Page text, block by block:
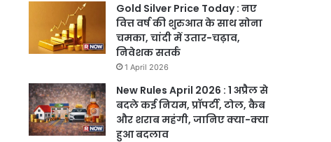
Gold Silver Price Today : नए
वित्त वर्ष की शुरुआत के साथ सोना
चमका, चांदी में उतार-चढ़ाव,
निवेशक सतर्क
1 April 2026
New Rules April 2026 : 1 अप्रैल से
बदले कई नियम, प्रॉपर्टी, टोल, कैब
और शराब महंगी, जानिए क्या-क्या
हुआ बदलाव